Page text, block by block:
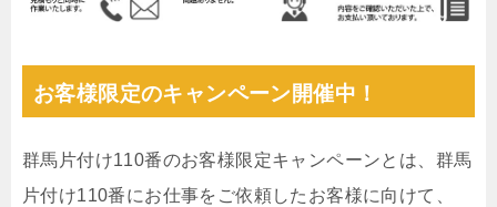
お客様限定のキャンペーン開催中！
群馬片付け110番のお客様限定キャンペーンとは、群馬
片付け110番にお仕事をご依頼したお客様に向けて、